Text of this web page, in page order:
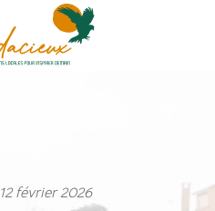
12 février 2026